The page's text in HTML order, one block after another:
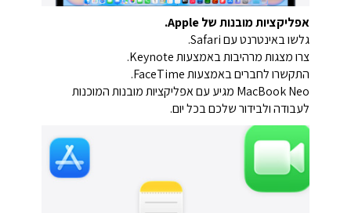
אפליקציות מובנות של Apple.
גלשו באינטרנט עם Safari.
צרו מצגות מרהיבות באמצעות Keynote.
התקשרו לחברים באמצעות FaceTime.
‏MacBook Neo מגיע עם אפליקציות מובנות המוכנות
לעבודה ולבידור שלכם בכל יום.